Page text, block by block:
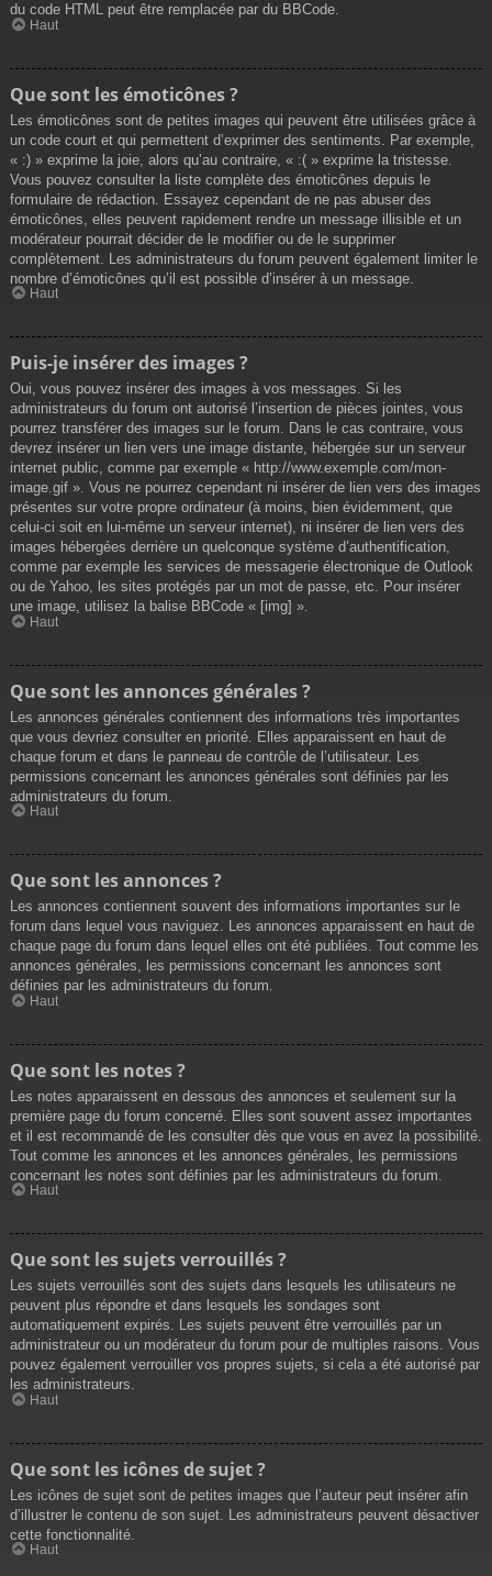
du code HTML peut être remplacée par du BBCode.
Haut
Que sont les émoticônes ?
Les émoticônes sont de petites images qui peuvent être utilisées grâce à
un code court et qui permettent d’exprimer des sentiments. Par exemple,
« :) » exprime la joie, alors qu’au contraire, « :( » exprime la tristesse.
Vous pouvez consulter la liste complète des émoticônes depuis le
formulaire de rédaction. Essayez cependant de ne pas abuser des
émoticônes, elles peuvent rapidement rendre un message illisible et un
modérateur pourrait décider de le modifier ou de le supprimer
complètement. Les administrateurs du forum peuvent également limiter le
nombre d’émoticônes qu’il est possible d’insérer à un message.
Haut
Puis-je insérer des images ?
Oui, vous pouvez insérer des images à vos messages. Si les
administrateurs du forum ont autorisé l’insertion de pièces jointes, vous
pourrez transférer des images sur le forum. Dans le cas contraire, vous
devrez insérer un lien vers une image distante, hébergée sur un serveur
internet public, comme par exemple « http://www.exemple.com/mon-
image.gif ». Vous ne pourrez cependant ni insérer de lien vers des images
présentes sur votre propre ordinateur (à moins, bien évidemment, que
celui-ci soit en lui-même un serveur internet), ni insérer de lien vers des
images hébergées derrière un quelconque système d’authentification,
comme par exemple les services de messagerie électronique de Outlook
ou de Yahoo, les sites protégés par un mot de passe, etc. Pour insérer
une image, utilisez la balise BBCode « [img] ».
Haut
Que sont les annonces générales ?
Les annonces générales contiennent des informations très importantes
que vous devriez consulter en priorité. Elles apparaissent en haut de
chaque forum et dans le panneau de contrôle de l’utilisateur. Les
permissions concernant les annonces générales sont définies par les
administrateurs du forum.
Haut
Que sont les annonces ?
Les annonces contiennent souvent des informations importantes sur le
forum dans lequel vous naviguez. Les annonces apparaissent en haut de
chaque page du forum dans lequel elles ont été publiées. Tout comme les
annonces générales, les permissions concernant les annonces sont
définies par les administrateurs du forum.
Haut
Que sont les notes ?
Les notes apparaissent en dessous des annonces et seulement sur la
première page du forum concerné. Elles sont souvent assez importantes
et il est recommandé de les consulter dès que vous en avez la possibilité.
Tout comme les annonces et les annonces générales, les permissions
concernant les notes sont définies par les administrateurs du forum.
Haut
Que sont les sujets verrouillés ?
Les sujets verrouillés sont des sujets dans lesquels les utilisateurs ne
peuvent plus répondre et dans lesquels les sondages sont
automatiquement expirés. Les sujets peuvent être verrouillés par un
administrateur ou un modérateur du forum pour de multiples raisons. Vous
pouvez également verrouiller vos propres sujets, si cela a été autorisé par
les administrateurs.
Haut
Que sont les icônes de sujet ?
Les icônes de sujet sont de petites images que l’auteur peut insérer afin
d’illustrer le contenu de son sujet. Les administrateurs peuvent désactiver
cette fonctionnalité.
Haut